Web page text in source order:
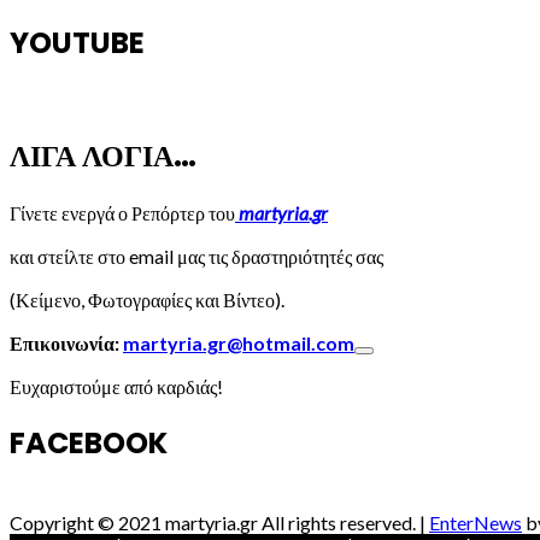
YOUTUBE
ΛΙΓΑ ΛΟΓΙΑ…
Γίνετε ενεργά ο Ρεπόρτερ τουmartyria.gr
και στείλτε στο email μας τις δραστηριότητές σας
(Κείμενο, Φωτογραφίες και Βίντεο).
Επικοινωνία: martyria.gr@hotmail.com
Ευχαριστούμε από καρδιάς!
FACEBOOK
Copyright © 2021 martyria.gr All rights reserved. | EnterNews